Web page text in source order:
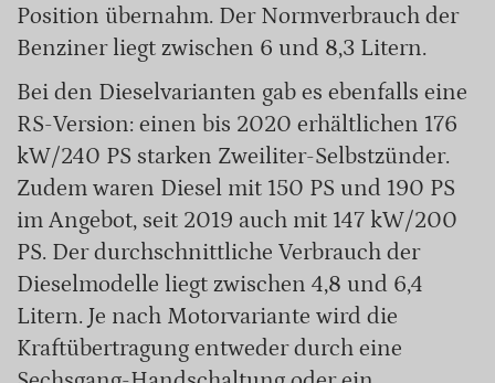
Position übernahm. Der Normverbrauch der
Benziner liegt zwischen 6 und 8,3 Litern.
Bei den Dieselvarianten gab es ebenfalls eine
RS-Version: einen bis 2020 erhältlichen 176
kW/240 PS starken Zweiliter-Selbstzünder.
Zudem waren Diesel mit 150 PS und 190 PS
im Angebot, seit 2019 auch mit 147 kW/200
PS. Der durchschnittliche Verbrauch der
Dieselmodelle liegt zwischen 4,8 und 6,4
Litern. Je nach Motorvariante wird die
Kraftübertragung entweder durch eine